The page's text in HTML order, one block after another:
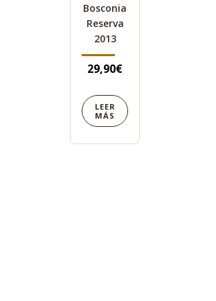
Bosconia
Reserva
2013
29,90€
LEER
MÁS